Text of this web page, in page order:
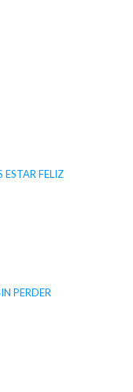
ESTAR FELIZ
PERDER